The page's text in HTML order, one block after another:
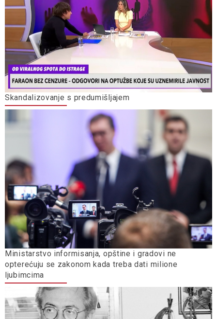
Skandalizovanje s predumišljajem
Ministarstvo informisanja, opštine i gradovi ne
opterećuju se zakonom kada treba dati milione
ljubimcima